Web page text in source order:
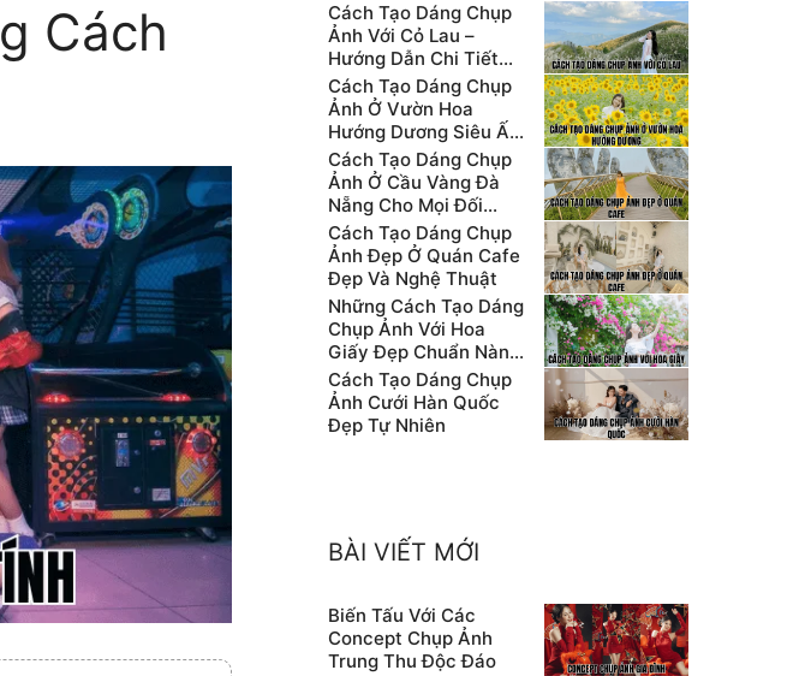
Cách
Cách Tạo Dáng Chụp
Ảnh Với Cỏ Lau –
Hướng Dẫn Chi Tiết
Cho Người Mới
Cách Tạo Dáng Chụp
Ảnh Ở Vườn Hoa
Hướng Dương Siêu Ấn
Tượng
Cách Tạo Dáng Chụp
Ảnh Ở Cầu Vàng Đà
Nẵng Cho Mọi Đối
Tượng
Cách Tạo Dáng Chụp
Ảnh Đẹp Ở Quán Cafe
Đẹp Và Nghệ Thuật
Những Cách Tạo Dáng
Chụp Ảnh Với Hoa
Giấy Đẹp Chuẩn Nàng
Thơ
Cách Tạo Dáng Chụp
Ảnh Cưới Hàn Quốc
Đẹp Tự Nhiên
BÀI VIẾT MỚI
Biến Tấu Với Các
Concept Chụp Ảnh
Trung Thu Độc Đáo